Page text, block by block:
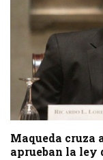
Maqueda cruza
aprueban la ley